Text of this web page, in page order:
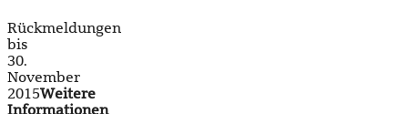
Rückmeldungen
bis
30.
November
2015Weitere
Informationen